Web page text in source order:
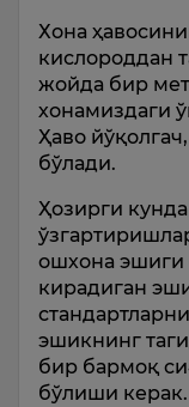
Хона
кислороддан
жойда бир
хонамиздаги
Ҳаво
бўлади.
Ҳозирги
ошхона эшиги
кирадиган
эшикнинг
бир бармоқ
бўлиши